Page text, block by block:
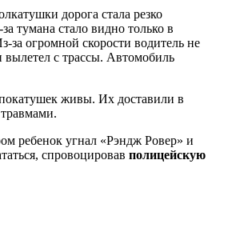
дорога стала резко
тумана стало видно только в
за огромной скорости водитель не
вылетел с трассы. Автомобиль
живы. Их доставили в
ребенок угнал «Рэндж Ровер» и
спровоцировав полицейскую